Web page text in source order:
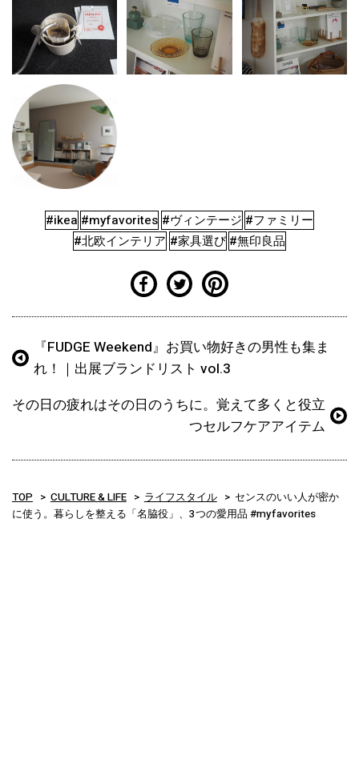
#ikea #myfavorites #ヴィンテージ #ファミリー
#北欧インテリア #家具選び #無印良品
『FUDGE Weekend』お買い物好きの男性も集ま
れ！｜出展ブランドリスト vol.3
その日の疲れはその日のうちに。覚えて多くと役立
つセルフケアアイテム
TOP CULTURE & LIFE ライフスタイル
センスのいい人が密か
に使う。暮らしを整える「名脇役」、3つの愛用品 #myfavorites